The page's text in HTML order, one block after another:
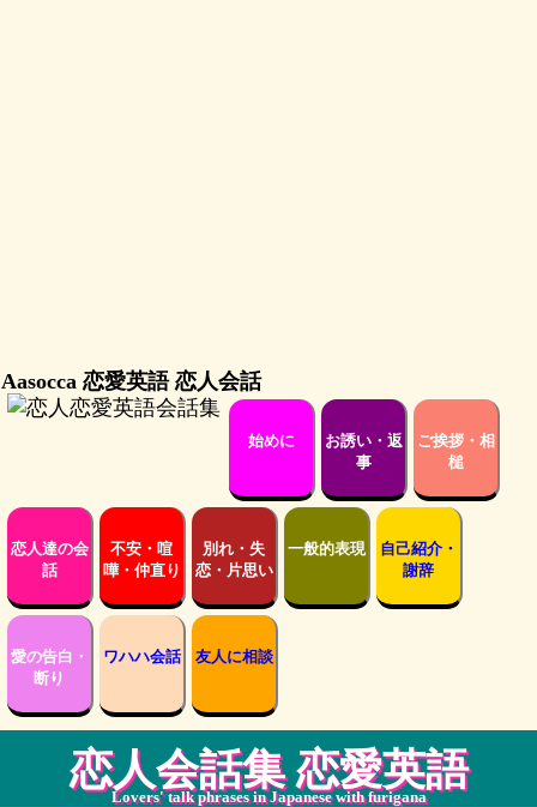
Aasocca 恋愛英語 恋人会話
始めに
お誘い・返
事
ご挨拶・相
槌
恋人達の会
話
不安・喧
嘩・仲直り
別れ・失
恋・片思い
一般的表現
自己紹介・
謝辞
愛の告白・
断り
ワハハ会話 友人に相談
恋人会話集 恋愛英語
Lovers' talk phrases in Japanese with furigana